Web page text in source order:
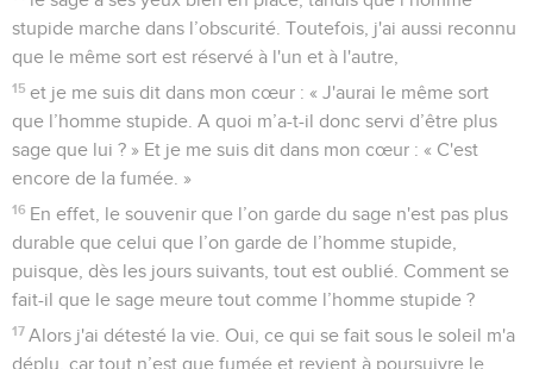
stupide marche dans l’obscurité. Toutefois, j'ai aussi reconnu
que le même sort est réservé à l'un et à l'autre,
15 et je me suis dit dans mon cœur : « J'aurai le même sort
que l’homme stupide. A quoi m’a-t-il donc servi d’être plus
sage que lui ? » Et je me suis dit dans mon cœur : « C'est
encore de la fumée. »
16 En effet, le souvenir que l’on garde du sage n'est pas plus
durable que celui que l’on garde de l’homme stupide,
puisque, dès les jours suivants, tout est oublié. Comment se
fait-il que le sage meure tout comme l’homme stupide ?
17 Alors j'ai détesté la vie. Oui, ce qui se fait sous le soleil m'a
déplu, car tout n’est que fumée et revient à poursuivre le